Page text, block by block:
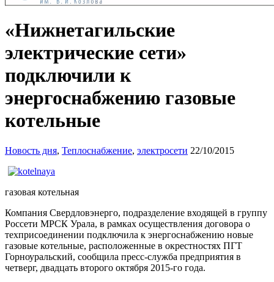
«Нижнетагильские
электрические сети»
подключили к
энергоснабжению газовые
котельные
Новость дня, Теплоснабжение, электросети 22/10/2015
газовая котельная
Компания Свердловэнерго, подразделение входящей в группу
Россети МРСК Урала, в рамках осуществления договора о
техприсоединении подключила к энергоснабжению новые
газовые котельные, расположенные в окрестностях ПГТ
Горноуральский, сообщила пресс-служба предприятия в
четверг, двадцать второго октября 2015-го года.